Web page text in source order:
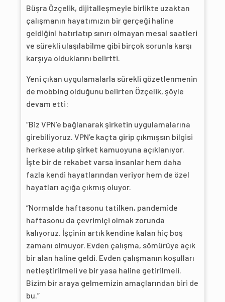
Büşra Özçelik, dijitalleşmeyle birlikte uzaktan
çalışmanın hayatımızın bir gerçeği haline
geldiğini hatırlatıp sınırı olmayan mesai saatleri
ve sürekli ulaşılabilme gibi birçok sorunla karşı
karşıya olduklarını belirtti.
Yeni çıkan uygulamalarla sürekli gözetlenmenin
de mobbing olduğunu belirten Özçelik, şöyle
devam etti:
“Biz VPN’e bağlanarak şirketin uygulamalarına
girebiliyoruz. VPN’e kaçta girip çıkmışsın bilgisi
herkese atılıp şirket kamuoyuna açıklanıyor.
İşte bir de rekabet varsa insanlar hem daha
fazla kendi hayatlarından veriyor hem de özel
hayatları açığa çıkmış oluyor.
“Normalde haftasonu tatilken, pandemide
haftasonu da çevrimiçi olmak zorunda
kalıyoruz. İşçinin artık kendine kalan hiç boş
zamanı olmuyor. Evden çalışma, sömürüye açık
bir alan haline geldi. Evden çalışmanın koşulları
netleştirilmeli ve bir yasa haline getirilmeli.
Bizim bir araya gelmemizin amaçlarından biri de
bu.”